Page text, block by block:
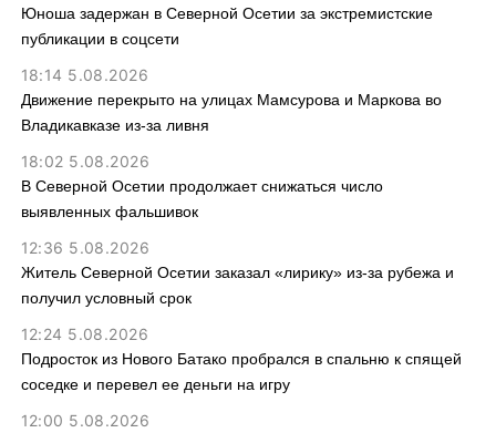
Юноша задержан в Северной Осетии за экстремистские
публикации в соцсети
18:14 5.08.2026
Движение перекрыто на улицах Мамсурова и Маркова во
Владикавказе из-за ливня
18:02 5.08.2026
В Северной Осетии продолжает снижаться число
выявленных фальшивок
12:36 5.08.2026
Житель Северной Осетии заказал «лирику» из-за рубежа и
получил условный срок
12:24 5.08.2026
Подросток из Нового Батако пробрался в спальню к спящей
соседке и перевел ее деньги на игру
12:00 5.08.2026